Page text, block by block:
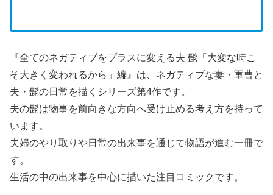
『全てのネガティブをプラスに変える夫 髭「大変な時こ
そ大きく変われるから」編』は、ネガティブな妻・軍曹と
夫・髭の日常を描くシリーズ第4作です。
夫の髭は物事を前向きな方向へ受け止める考え方を持って
います。
夫婦のやり取りや日常の出来事を通じて物語が進む一冊で
す。
生活の中の出来事を中心に描いた注目コミックです。